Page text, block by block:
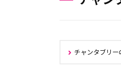
チャンタブリー